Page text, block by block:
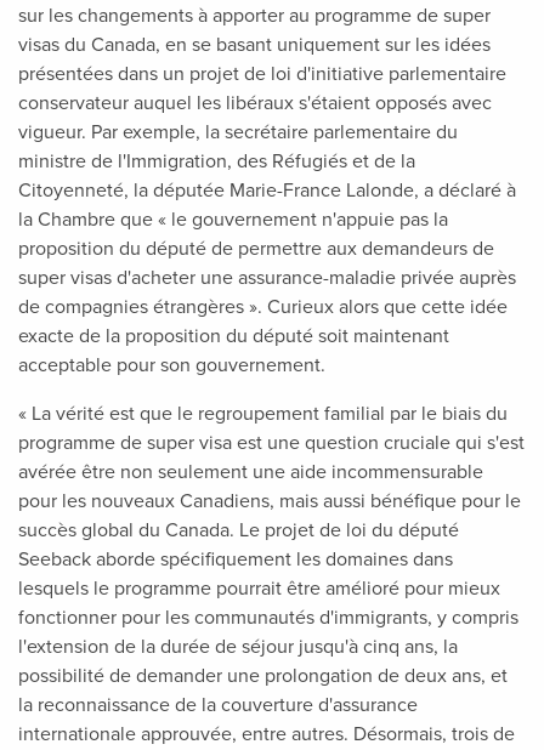
sur les changements à apporter au programme de super
visas du Canada, en se basant uniquement sur les idées
présentées dans un projet de loi d'initiative parlementaire
conservateur auquel les libéraux s'étaient opposés avec
vigueur. Par exemple, la secrétaire parlementaire du
ministre de l'Immigration, des Réfugiés et de la
Citoyenneté, la députée Marie-France Lalonde, a déclaré à
la Chambre que « le gouvernement n'appuie pas la
proposition du député de permettre aux demandeurs de
super visas d'acheter une assurance-maladie privée auprès
de compagnies étrangères ». Curieux alors que cette idée
exacte de la proposition du député soit maintenant
acceptable pour son gouvernement.
« La vérité est que le regroupement familial par le biais du
programme de super visa est une question cruciale qui s'est
avérée être non seulement une aide incommensurable
pour les nouveaux Canadiens, mais aussi bénéfique pour le
succès global du Canada. Le projet de loi du député
Seeback aborde spécifiquement les domaines dans
lesquels le programme pourrait être amélioré pour mieux
fonctionner pour les communautés d'immigrants, y compris
l'extension de la durée de séjour jusqu'à cinq ans, la
possibilité de demander une prolongation de deux ans, et
la reconnaissance de la couverture d'assurance
internationale approuvée, entre autres. Désormais, trois de